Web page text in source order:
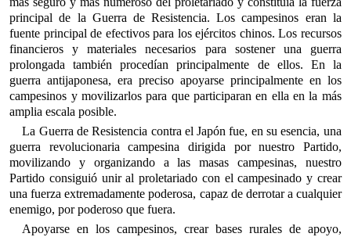
principal de la Guerra de Resistencia. Los campesinos eran la
fuente principal de efectivos para los ejércitos chinos. Los recursos
financieros y materiales necesarios para sostener una guerra
prolongada también procedían principalmente de ellos. En la
guerra antijaponesa, era preciso apoyarse principalmente en los
campesinos y movilizarlos para que participaran en ella en la más
amplia escala posible.
La Guerra de Resistencia contra el Japón fue, en su esencia, una
guerra revolucionaria campesina dirigida por nuestro Partido,
movilizando y organizando a las masas campesinas, nuestro
Partido consiguió unir al proletariado con el campesinado y crear
una fuerza extremadamente poderosa, capaz de derrotar a cualquier
enemigo, por poderoso que fuera.
Apoyarse en los campesinos, crear bases rurales de apoyo,